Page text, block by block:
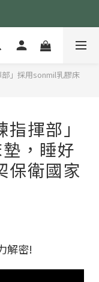
」採用sonmil乳膠床
揮部」
，睡好
保衛國家
解密!